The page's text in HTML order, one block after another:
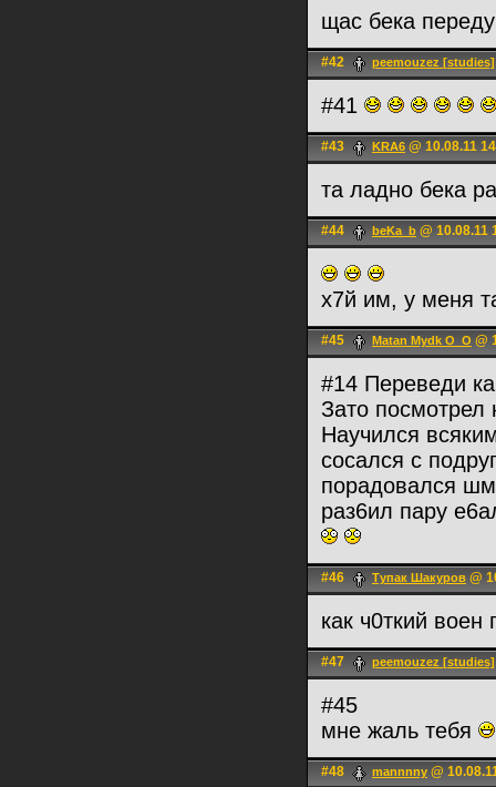
щас бека
#42 peemouzez [studies]
#41
#43 KRA6 @ 10.08.11
та ладно бека
#44 beKa_b @ 10.08.11
х7й им, у меня
#45 Matan Mydk O_O @
#14 Переведи
Зато посмотрел
Научился
сосался с
порадовался
раз6ил пару
#46 Тупак Шакуров @
как ч0ткий
#47 peemouzez [studies]
#45
мне жаль тебя
#48 mannnny @